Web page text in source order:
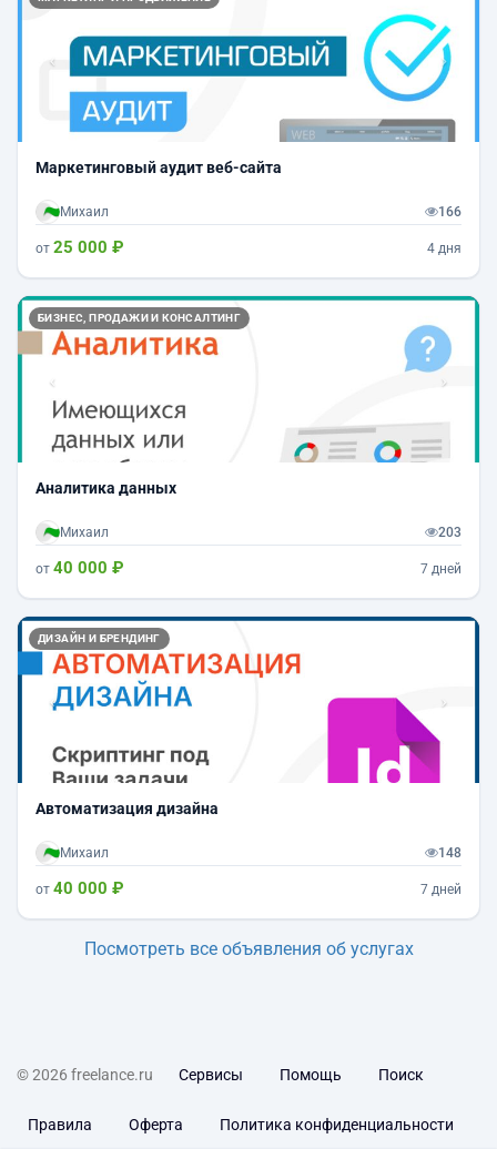
Маркетинговый аудит веб-сайта
Михаил 166
от 25 000 ₽ 4 дня
БИЗНЕС, ПРОДАЖИ И КОНСАЛТИНГ
Назад
Аналитика данных
Михаил 203
от 40 000 ₽ 7 дней
ДИЗАЙН И БРЕНДИНГ
Назад
Автоматизация дизайна
Михаил 148
от 40 000 ₽ 7 дней
Посмотреть все объявления об услугах
© 2026 freelance.ru Сервисы Помощь Поиск
Правила Оферта Политика конфиденциальности